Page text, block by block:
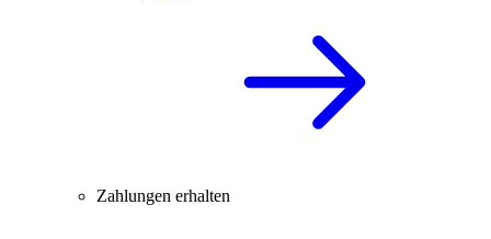
Zahlungen erhalten